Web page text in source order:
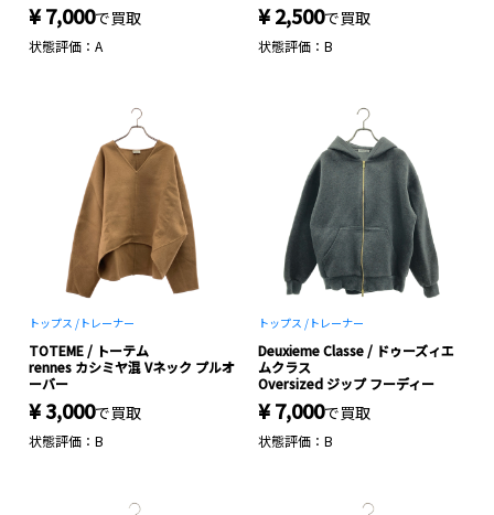
¥ 7,000で買取
状態評価：A
¥ 2,500で買取
状態評価：B
トップス / トレーナー
TOTEME / トーテム
rennes カシミヤ混 Vネック プルオ
ーバー
¥ 3,000で買取
状態評価：B
トップス / トレーナー
Deuxieme Classe / ドゥーズィエ
ムクラス
Oversized ジップ フーディー
¥ 7,000で買取
状態評価：B